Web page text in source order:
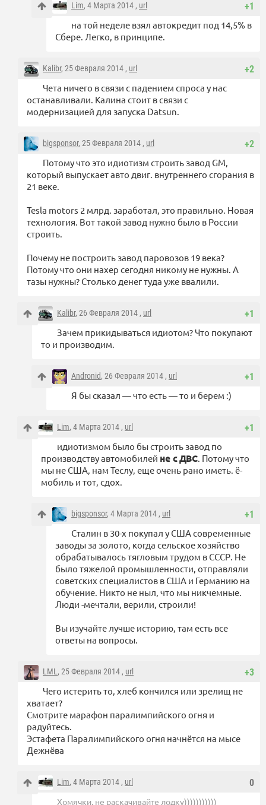
+1
Lim, 4 Марта 2014 , url
на той неделе взял автокредит под 14,5% в
Сбере. Легко, в принципе.
+2
Kalibr, 25 Февраля 2014 , url
Чета ничего в связи с падением спроса у нас
останавливали. Калина стоит в связи с
модернизацией для запуска Datsun.
+2
bigsponsor, 25 Февраля 2014 , url
Потому что это идиотизм строить завод GM,
который выпускает авто двиг. внутреннего сгорания в
21 веке.
Tesla motors 2 млрд. заработал, это правильно. Новая
технология. Вот такой завод нужно было в России
строить.
Почему не построить завод паровозов 19 века?
Потому что они нахер сегодня никому не нужны. А
тазы нужны? Столько денег туда уже ввалили.
+1
Kalibr, 26 Февраля 2014 , url
Зачем прикидываться идиотом? Что покупают
то и производим.
+1
Andronid, 26 Февраля 2014 , url
Я бы сказал — что есть — то и берем :)
+1
Lim, 4 Марта 2014 , url
идиотизмом было бы строить завод по
производству автомобилей не с ДВС. Потому что
мы не США, нам Теслу, еще очень рано иметь. ё-
мобиль и тот, сдох.
+1
bigsponsor, 4 Марта 2014 , url
Сталин в 30-х покупал у США современные
заводы за золото, когда сельское хозяйство
обрабатывалось тягловым трудом в СССР. Не
было тяжелой промышленности, отправляли
советских специалистов в США и Германию на
обучение. Никто не ныл, что мы никчемные.
Люди -мечтали, верили, строили!
Вы изучайте лучше историю, там есть все
ответы на вопросы.
+3
LML, 25 Февраля 2014 , url
Чего истерить то, хлеб кончился или зрелищ не
хватает?
Смотрите марафон паралимпийского огня и
радуйтесь.
Эстафета Паралимпийского огня начнётся на мысе
Дежнёва
0
Lim, 4 Марта 2014 , url
Хомячки, не раскачивайте лодку)))))))))))